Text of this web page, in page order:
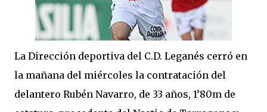
La Dirección deportiva del C.D. Leganés cerró en
la mañana del miércoles la contratación del
delantero Rubén Navarro, de 33 años, 1’80m de